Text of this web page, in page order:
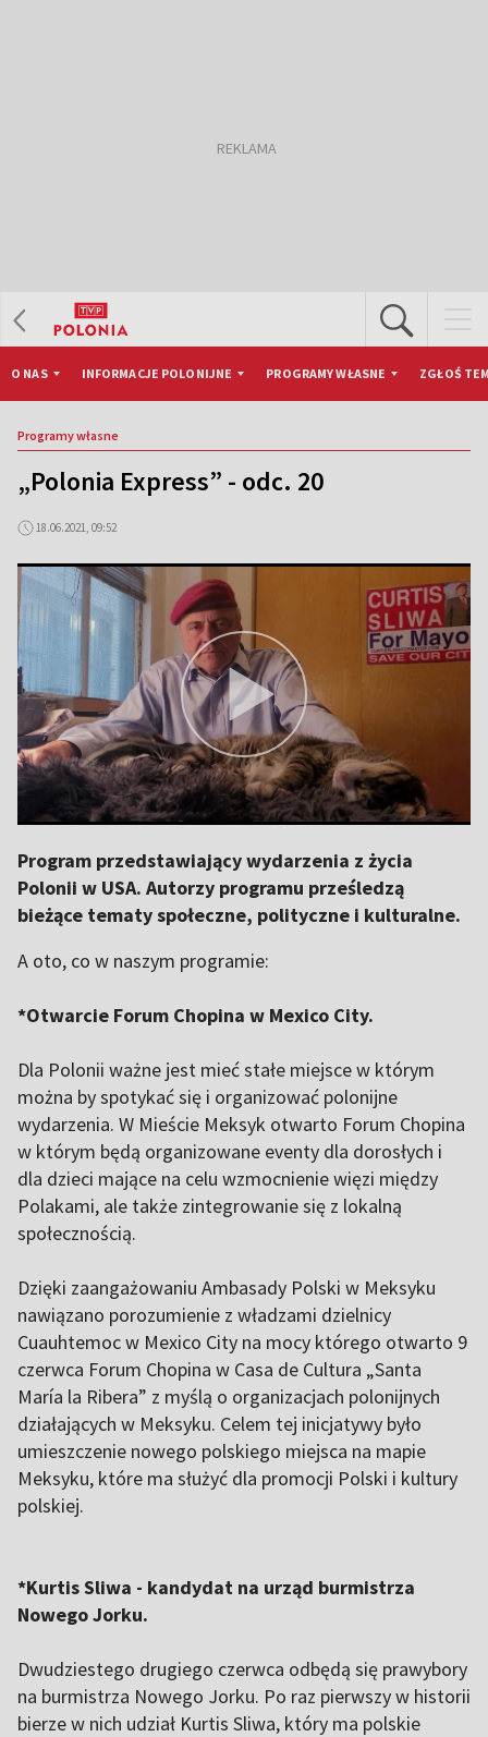
O NAS INFORMACJE POLONIJNE PROGRAMY WŁASNE ZGŁOŚ
Programy własne
„Polonia Express” - odc. 20
18.06.2021, 09:52
Program przedstawiający wydarzenia z życia
Polonii w USA. Autorzy programu prześledzą
bieżące tematy społeczne, polityczne i kulturalne.
A oto, co w naszym programie:
*Otwarcie Forum Chopina w Mexico City.
Dla Polonii ważne jest mieć stałe miejsce w którym
można by spotykać się i organizować polonijne
wydarzenia. W Mieście Meksyk otwarto Forum Chopina
w którym będą organizowane eventy dla dorosłych i
dla dzieci mające na celu wzmocnienie więzi między
Polakami, ale także zintegrowanie się z lokalną
społecznością.
Dzięki zaangażowaniu Ambasady Polski w Meksyku
nawiązano porozumienie z władzami dzielnicy
Cuauhtemoc w Mexico City na mocy którego otwarto 9
czerwca Forum Chopina w Casa de Cultura „Santa
María la Ribera” z myślą o organizacjach polonijnych
działających w Meksyku. Celem tej inicjatywy było
umieszczenie nowego polskiego miejsca na mapie
Meksyku, które ma służyć dla promocji Polski i kultury
polskiej.
*Kurtis Sliwa - kandydat na urząd burmistrza
Nowego Jorku.
Dwudziestego drugiego czerwca odbędą się prawybory
na burmistrza Nowego Jorku. Po raz pierwszy w historii
bierze w nich udział Kurtis Sliwa, który ma polskie